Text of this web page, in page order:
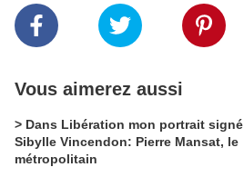
Vous aimerez aussi
> Dans Libération mon portrait signé
Sibylle Vincendon: Pierre Mansat, le
métropolitain